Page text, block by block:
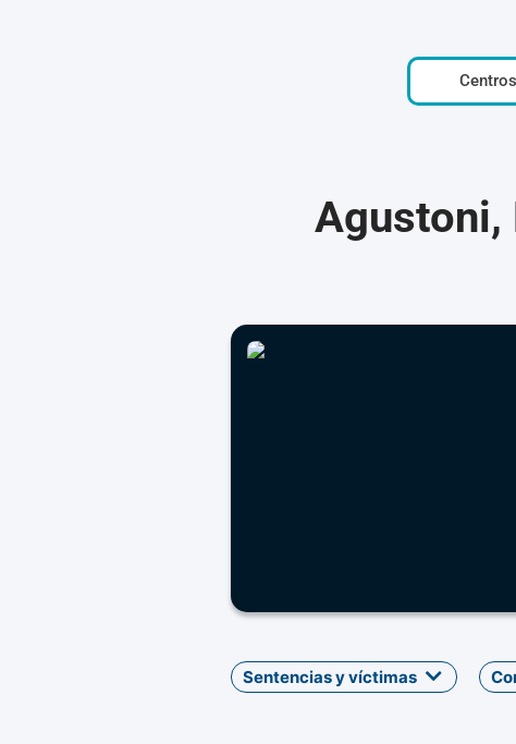
Agustoni,
Sentencias y víctimas